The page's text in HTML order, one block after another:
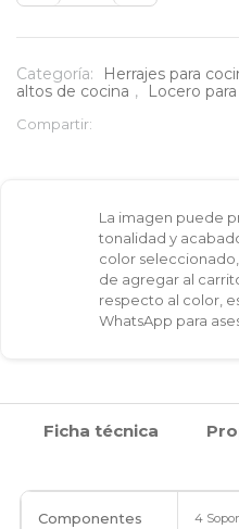
laterales
Categoría: Herrajes para
altos de cocina , Locero
Compartir:
La imagen puede
tonalidad y
color
de agregar al
respecto al color,
WhatsApp para
Ficha técnica
Componentes 4